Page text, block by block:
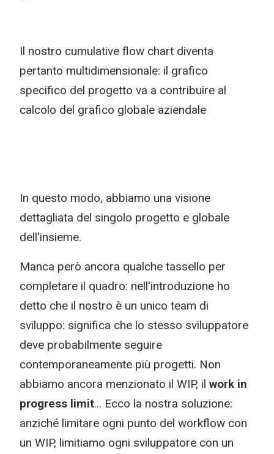
Il nostro cumulative flow chart diventa
pertanto multidimensionale: il grafico
specifico del progetto va a contribuire al
calcolo del grafico globale aziendale
In questo modo, abbiamo una visione
dettagliata del singolo progetto e globale
dell'insieme.
Manca però ancora qualche tassello per
completare il quadro: nell'introduzione ho
detto che il nostro è un unico team di
sviluppo: significa che lo stesso sviluppatore
deve probabilmente seguire
contemporaneamente più progetti. Non
abbiamo ancora menzionato il WIP, il work in
progress limit... Ecco la nostra soluzione:
anziché limitare ogni punto del workflow con
un WIP, limitiamo ogni sviluppatore con un